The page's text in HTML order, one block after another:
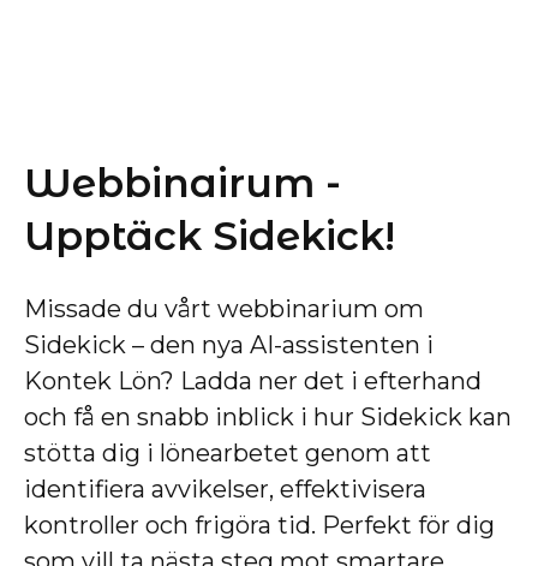
Webbinairum -
Upptäck Sidekick!
Missade du vårt webbinarium om
Sidekick – den nya AI-assistenten i
Kontek Lön? Ladda ner det i efterhand
och få en snabb inblick i hur Sidekick kan
stötta dig i lönearbetet genom att
identifiera avvikelser, effektivisera
kontroller och frigöra tid. Perfekt för dig